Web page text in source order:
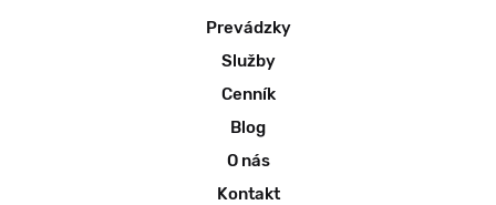
Prevádzky
Služby
Cenník
Blog
O nás
Kontakt